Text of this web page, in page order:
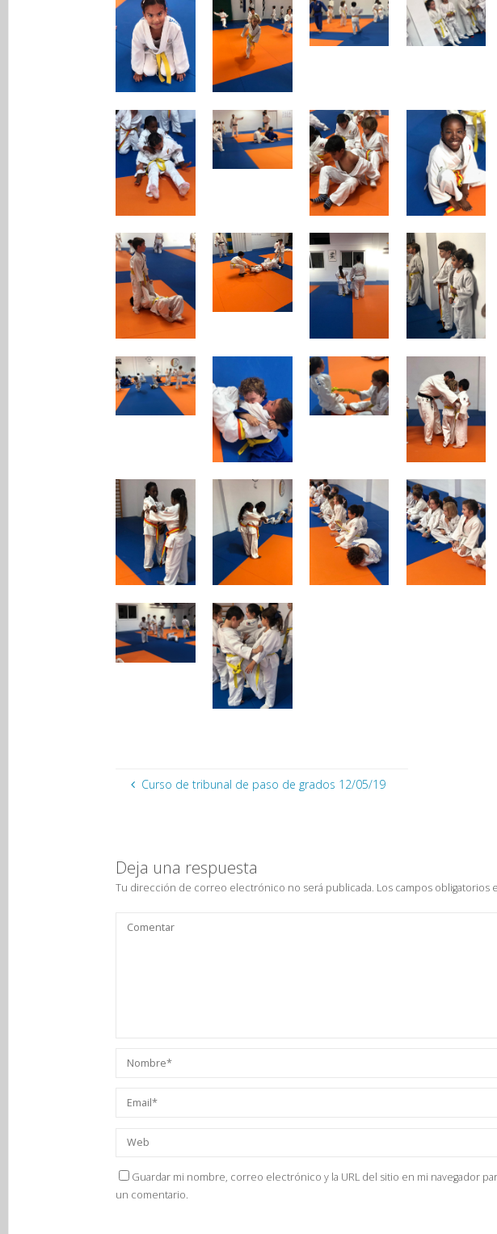
Curso de tribunal de paso de grados 12/05/19
Deja una respuesta
Tu dirección de correo electrónico no será publicada. Los campos obligatorios
Guardar mi nombre, correo electrónico y la URL del sitio en mi navegador
un comentario.